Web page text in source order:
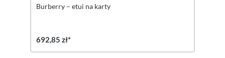
Burberry – etui na karty
692,85 zł*